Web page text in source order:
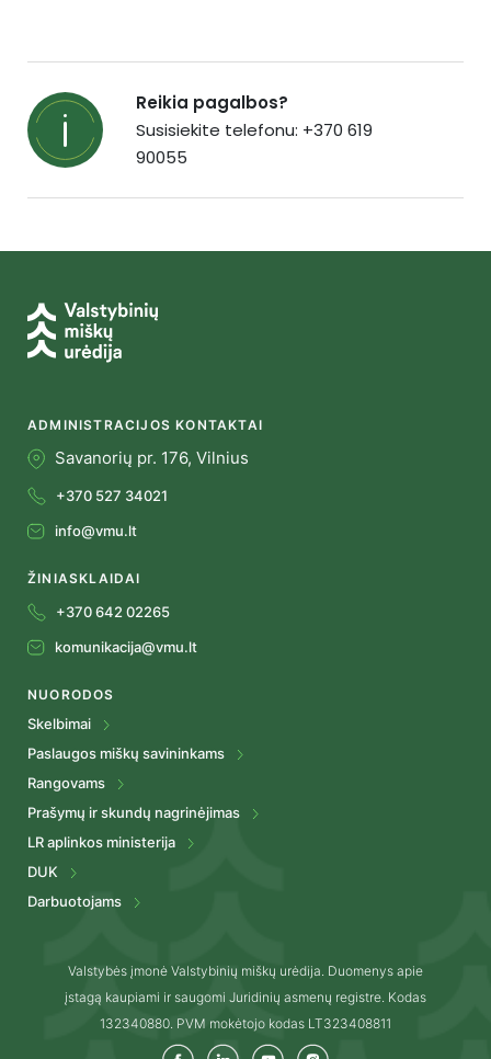
Reikia pagalbos?
Susisiekite telefonu: +370 619
90055
ADMINISTRACIJOS KONTAKTAI
Savanorių pr. 176, Vilnius
+370 527 34021
info@vmu.lt
ŽINIASKLAIDAI
+370 642 02265
komunikacija@vmu.lt
NUORODOS
Skelbimai
Paslaugos miškų savininkams
Rangovams
Prašymų ir skundų nagrinėjimas
LR aplinkos ministerija
DUK
Darbuotojams
Valstybės įmonė Valstybinių miškų urėdija. Duomenys apie
įstagą kaupiami ir saugomi Juridinių asmenų registre. Kodas
132340880. PVM mokėtojo kodas LT323408811